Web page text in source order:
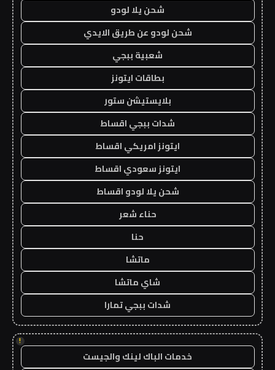
شحن يلا لودو
شحن لودو عن طريق الايدي
شعبية ببجي
بطاقات ايتونز
بلايستيشن ستور
شدات ببجي اقساط
ايتونز امريكي اقساط
ايتونز سعودي اقساط
شحن يلا لودو اقساط
حناء شعر
حنا
ماتشا
شاي ماتشا
شدات ببجي تمارا
!
خدمات الباك لينك والجيست